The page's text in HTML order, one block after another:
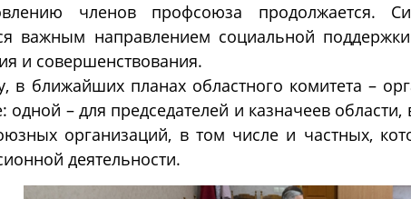
членов профсоюза продолжается.
важным направлением социальной
и совершенствования.
в ближайших планах областного комитета –
одной – для председателей и казначеев
организаций, в том числе и частных,
деятельности.